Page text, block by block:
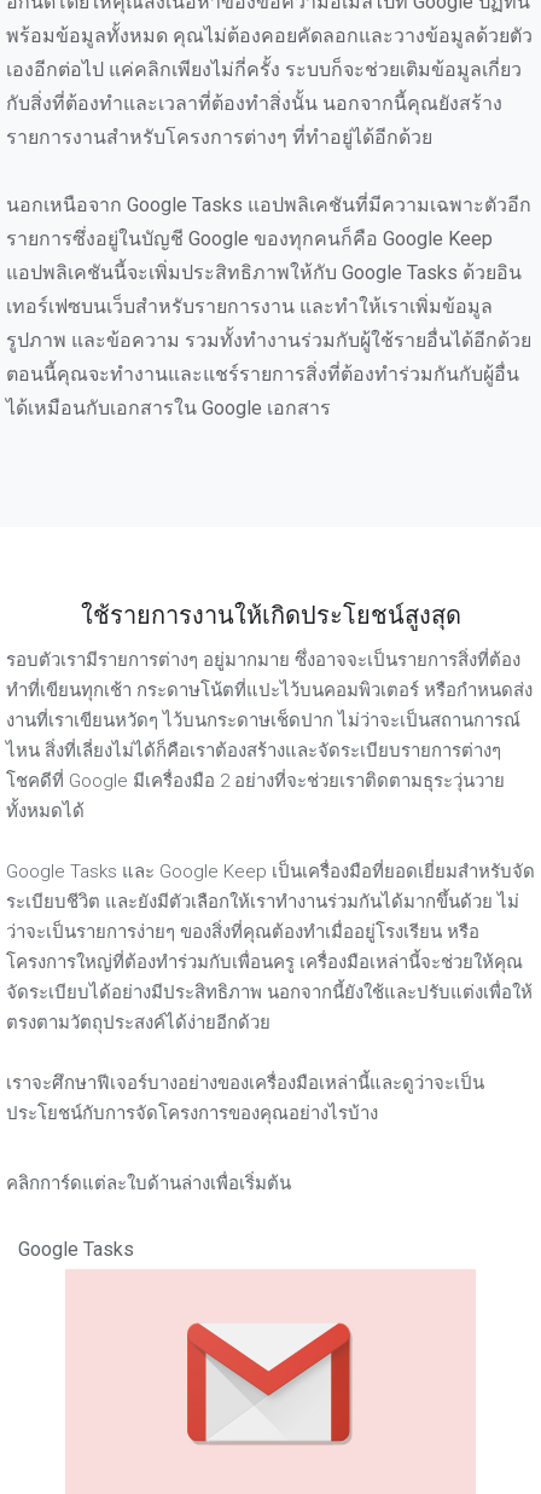
พร้อมข้อมูลทั้งหมด คุณไม่ต้องคอยคัดลอกและวางข้อมูลด้วยตัว
เองอีกต่อไป แค่คลิกเพียงไม่กี่ครั้ง ระบบก็จะช่วยเติมข้อมูลเกี่ยว
กับสิ่งที่ต้องทำและเวลาที่ต้องทำสิ่งนั้น นอกจากนี้คุณยังสร้าง
รายการงานสำหรับโครงการต่างๆ ที่ทำอยู่ได้อีกด้วย
นอกเหนือจาก Google Tasks แอปพลิเคชันที่มีความเฉพาะตัวอีก
รายการซึ่งอยู่ในบัญชี Google ของทุกคนก็คือ Google Keep
แอปพลิเคชันนี้จะเพิ่มประสิทธิภาพให้กับ Google Tasks ด้วยอิน
เทอร์เฟซบนเว็บสำหรับรายการงาน และทำให้เราเพิ่มข้อมูล
รูปภาพ และข้อความ รวมทั้งทำงานร่วมกับผู้ใช้รายอื่นได้อีกด้วย
ตอนนี้คุณจะทำงานและแชร์รายการสิ่งที่ต้องทำร่วมกันกับผู้อื่น
ได้เหมือนกับเอกสารใน Google เอกสาร
ใช้รายการงานให้เกิดประโยชน์สูงสุด
รอบตัวเรามีรายการต่างๆ อยู่มากมาย ซึ่งอาจจะเป็นรายการสิ่งที่ต้อง
ทำที่เขียนทุกเช้า กระดาษโน้ตที่แปะไว้บนคอมพิวเตอร์ หรือกำหนดส่ง
งานที่เราเขียนหวัดๆ ไว้บนกระดาษเช็ดปาก ไม่ว่าจะเป็นสถานการณ์
ไหน สิ่งที่เลี่ยงไม่ได้ก็คือเราต้องสร้างและจัดระเบียบรายการต่างๆ
โชคดีที่ Google มีเครื่องมือ 2 อย่างที่จะช่วยเราติดตามธุระวุ่นวาย
ทั้งหมดได้
Google Tasks และ Google Keep เป็นเครื่องมือที่ยอดเยี่ยมสำหรับจัด
ระเบียบชีวิต และยังมีตัวเลือกให้เราทำงานร่วมกันได้มากขึ้นด้วย ไม่
ว่าจะเป็นรายการง่ายๆ ของสิ่งที่คุณต้องทำเมื่ออยู่โรงเรียน หรือ
โครงการใหญ่ที่ต้องทำร่วมกับเพื่อนครู เครื่องมือเหล่านี้จะช่วยให้คุณ
จัดระเบียบได้อย่างมีประสิทธิภาพ นอกจากนี้ยังใช้และปรับแต่งเพื่อให้
ตรงตามวัตถุประสงค์ได้ง่ายอีกด้วย
เราจะศึกษาฟีเจอร์บางอย่างของเครื่องมือเหล่านี้และดูว่าจะเป็น
ประโยชน์กับการจัดโครงการของคุณอย่างไรบ้าง
คลิกการ์ดแต่ละใบด้านล่างเพื่อเริ่มต้น
Google Tasks